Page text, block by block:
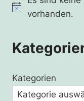
Hinweisvorhanden.
Kategorien